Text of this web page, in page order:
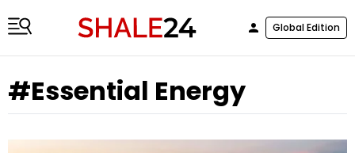
Global Edition
#Essential Energy